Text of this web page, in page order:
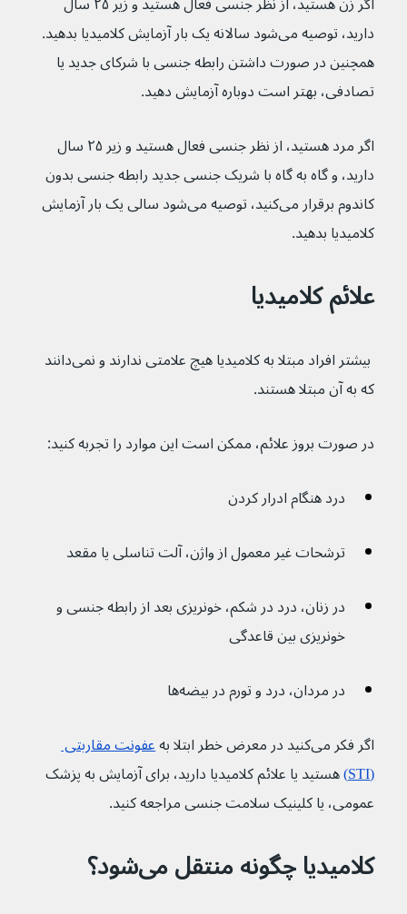
دارید، توصیه می‌شود سالانه یک بار آزمایش کلامیدیا بدهید.
همچنین در صورت داشتن رابطه جنسی با شرکای جدید یا
تصادفی، بهتر است دوباره آزمایش دهید.
اگر مرد هستید، از نظر جنسی فعال هستید و زیر ۲۵ سال
دارید، و گاه به گاه با شریک جنسی جدید رابطه جنسی بدون
کاندوم برقرار می‌کنید، توصیه می‌شود سالی یک بار آزمایش
کلامیدیا بدهید.
علائم کلامیدیا
بیشتر افراد مبتلا به کلامیدیا هیچ علامتی ندارند و نمی‌دانند
که به آن مبتلا هستند.
در صورت بروز علائم، ممکن است این موارد را تجربه کنید:
درد هنگام ادرار کردن
ترشحات غیر معمول از واژن، آلت تناسلی یا مقعد
در زنان، درد در شکم، خونریزی بعد از رابطه جنسی و
خونریزی بین قاعدگی
در مردان، درد و تورم در بیضه‌ها
اگر فکر می‌کنید در معرض خطر ابتلا به
عفونت مقاربتی
(STI)
هستید یا علائم کلامیدیا دارید، برای آزمایش به پزشک
عمومی، یا کلینیک سلامت جنسی مراجعه کنید.
کلامیدیا چگونه منتقل می‌شود؟